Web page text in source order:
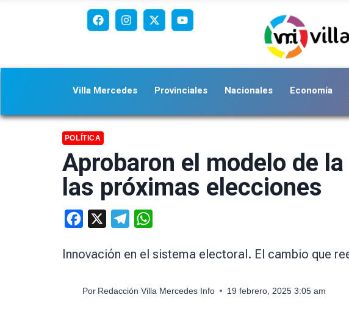
Villa Mercedes Provinciales Nacionales Economía
POLÍTICA
Aprobaron el modelo de
las próximas elecciones
Facebook Telegram
Innovación en el sistema electoral. El cambio que
Por Redacción Villa Mercedes Info 19 febrero, 2025 3:05 am